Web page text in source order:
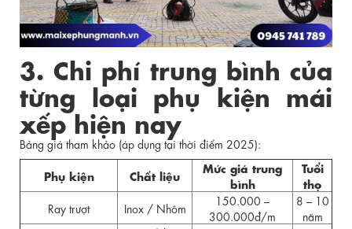
3. Chi phí trung bình của
từng loại phụ kiện mái
xếp hiện nay
Bảng giá tham khảo (áp dụng tại thời điểm 2025):
Phụ kiện Chất liệu
Mức giá trung
bình
Tuổi
thọ
Ray trượt Inox / Nhôm
150.000 –
300.000đ/m
8 – 10
năm